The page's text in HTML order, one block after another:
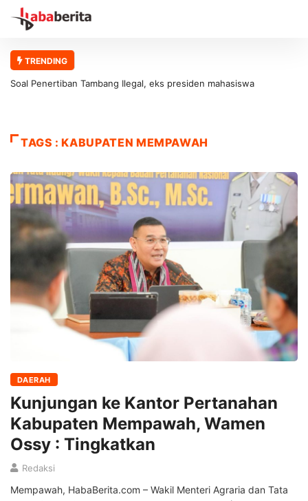
TRENDING
Soal Penertiban Tambang Ilegal, eks presiden mahasiswa
TAGS : KABUPATEN MEMPAWAH
DAERAH
Kunjungan ke Kantor Pertanahan
Kabupaten Mempawah, Wamen
Ossy : Tingkatkan
Redaksi
Mempawah, HabaBerita.com – Wakil Menteri Agraria dan Tata